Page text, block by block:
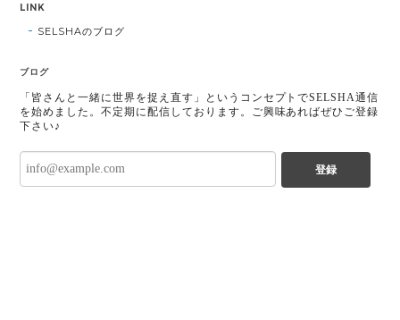
LINK
SELSHAのブログ
ブログ
「皆さんと一緒に世界を捉え直す」というコンセプトでSELSHA通信
を始めました。不定期に配信しております。ご興味あればぜひご登録
下さい♪
登録